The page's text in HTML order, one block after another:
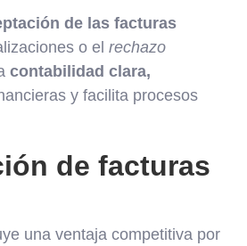
de las facturas
o el rechazo
contabilidad clara,
y facilita procesos
de facturas
una ventaja competitiva por